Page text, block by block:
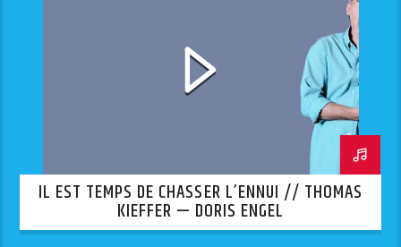
IL EST TEMPS DE CHASSER L’ENNUI // THOMAS
KIEFFER — DORIS ENGEL